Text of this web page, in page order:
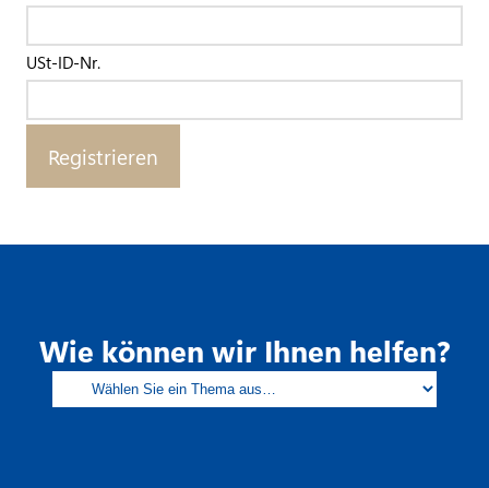
USt-ID-Nr.
Registrieren
Wie können wir Ihnen helfen?